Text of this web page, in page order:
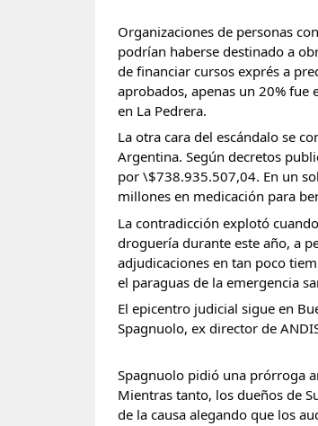
Organizaciones de personas
podrían haberse destinado a
de financiar cursos exprés a
aprobados, apenas un 20% fue
en La Pedrera.
La otra cara del escándalo se
Argentina. Según decretos
por \$738.935.507,04. En un
millones en medicación para
La contradicción explotó
droguería durante este año, a
adjudicaciones en tan poco
el paraguas de la emergencia
El epicentro judicial sigue en
Spagnuolo, ex director de
Spagnuolo pidió una prórroga
Mientras tanto, los dueños de
de la causa alegando que los